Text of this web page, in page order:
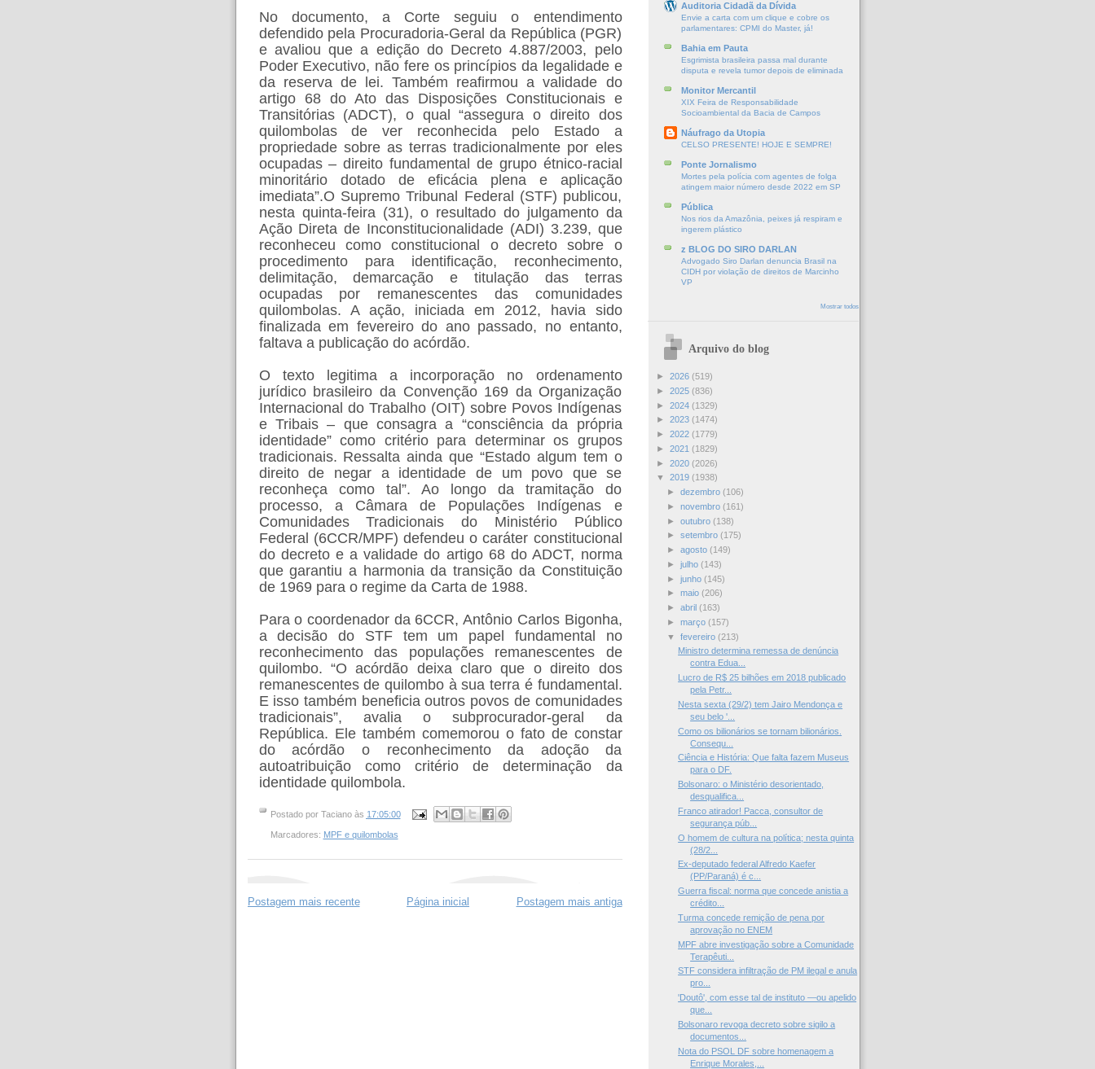
No documento, a Corte seguiu o entendimento
defendido pela Procuradoria-Geral da República (PGR)
e avaliou que a edição do Decreto 4.887/2003, pelo
Poder Executivo, não fere os princípios da legalidade e
da reserva de lei. Também reafirmou a validade do
artigo 68 do Ato das Disposições Constitucionais e
Transitórias (ADCT), o qual “assegura o direito dos
quilombolas de ver reconhecida pelo Estado a
propriedade sobre as terras tradicionalmente por eles
ocupadas – direito fundamental de grupo étnico-racial
minoritário dotado de eficácia plena e aplicação
imediata”.O Supremo Tribunal Federal (STF) publicou,
nesta quinta-feira (31), o resultado do julgamento da
Ação Direta de Inconstitucionalidade (ADI) 3.239, que
reconheceu como constitucional o decreto sobre o
procedimento para identificação, reconhecimento,
delimitação, demarcação e titulação das terras
ocupadas por remanescentes das comunidades
quilombolas. A ação, iniciada em 2012, havia sido
finalizada em fevereiro do ano passado, no entanto,
faltava a publicação do acórdão.
O texto legitima a incorporação no ordenamento
jurídico brasileiro da Convenção 169 da Organização
Internacional do Trabalho (OIT) sobre Povos Indígenas
e Tribais – que consagra a “consciência da própria
identidade” como critério para determinar os grupos
tradicionais. Ressalta ainda que “Estado algum tem o
direito de negar a identidade de um povo que se
reconheça como tal”. Ao longo da tramitação do
processo, a Câmara de Populações Indígenas e
Comunidades Tradicionais do Ministério Público
Federal (6CCR/MPF) defendeu o caráter constitucional
do decreto e a validade do artigo 68 do ADCT, norma
que garantiu a harmonia da transição da Constituição
de 1969 para o regime da Carta de 1988.
Para o coordenador da 6CCR, Antônio Carlos Bigonha,
a decisão do STF tem um papel fundamental no
reconhecimento das populações remanescentes de
quilombo. “O acórdão deixa claro que o direito dos
remanescentes de quilombo à sua terra é fundamental.
E isso também beneficia outros povos de comunidades
tradicionais”, avalia o subprocurador-geral da
República. Ele também comemorou o fato de constar
do acórdão o reconhecimento da adoção da
autoatribuição como critério de determinação da
identidade quilombola.
Postado por Taciano às 17:05:00
Marcadores: MPF e quilombolas
Postagem mais recente Postagem mais antiga
Página inicial
Auditoria Cidadã da Dívida
Envie a carta com um clique e cobre os
parlamentares: CPMI do Master, já!
Bahia em Pauta
Esgrimista brasileira passa mal durante
disputa e revela tumor depois de eliminada
Monitor Mercantil
XIX Feira de Responsabilidade
Socioambiental da Bacia de Campos
Náufrago da Utopia
CELSO PRESENTE! HOJE E SEMPRE!
Ponte Jornalismo
Mortes pela polícia com agentes de folga
atingem maior número desde 2022 em SP
Pública
Nos rios da Amazônia, peixes já respiram e
ingerem plástico
z BLOG DO SIRO DARLAN
Advogado Siro Darlan denuncia Brasil na
CIDH por violação de direitos de Marcinho
VP
Mostrar todos
Arquivo do blog
► 2026 (519)
► 2025 (836)
► 2024 (1329)
► 2023 (1474)
► 2022 (1779)
► 2021 (1829)
► 2020 (2026)
▼ 2019 (1938)
► dezembro (106)
► novembro (161)
► outubro (138)
► setembro (175)
► agosto (149)
► julho (143)
► junho (145)
► maio (206)
► abril (163)
► março (157)
▼ fevereiro (213)
Ministro determina remessa de denúncia
contra Edua...
Lucro de R$ 25 bilhões em 2018 publicado
pela Petr...
Nesta sexta (29/2) tem Jairo Mendonça e
seu belo '...
Como os bilionários se tornam bilionários.
Consequ...
Ciência e História: Que falta fazem Museus
para o DF.
Bolsonaro: o Ministério desorientado,
desqualifica...
Franco atirador! Pacca, consultor de
segurança púb...
O homem de cultura na política; nesta quinta
(28/2...
Ex-deputado federal Alfredo Kaefer
(PP/Paraná) é c...
Guerra fiscal: norma que concede anistia a
crédito...
Turma concede remição de pena por
aprovação no ENEM
MPF abre investigação sobre a Comunidade
Terapêuti...
STF considera infiltração de PM ilegal e anula
pro...
'Doutô', com esse tal de instituto —ou apelido
que...
Bolsonaro revoga decreto sobre sigilo a
documentos...
Nota do PSOL DF sobre homenagem a
Enrique Morales,...